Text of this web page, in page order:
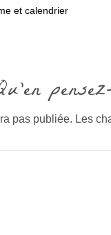
et calendrier
pas publiée. Les